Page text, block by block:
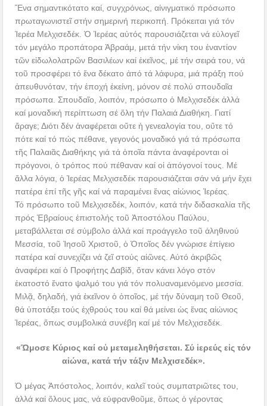
Ἕνα σημαντικότατο καί, συγχρόνως, αἰνιγματικό πρόσωπο
πρωταγωνιστεῖ στήν σημερινή περικοπή. Πρόκειται γιά τόν
Ἱερέα Μελχισεδέκ. Ὁ Ἱερέας αὐτός παρουσιάζεται νά εὐλογεῖ
τόν μεγάλο προπάτορα Ἀβραάμ, μετά τήν νίκη του ἐναντίον
τῶν εἰδωλολατρῶν Βασιλέων καί ἐκεῖνος, μέ τήν σειρά του, νά
τοῦ προσφέρει τό ἕνα δέκατο ἀπό τά λάφυρα, μιά πράξη πού
ἀπευθυνόταν, τήν ἐποχή ἐκείνη, μόνον σέ πολύ σπουδαῖα
πρόσωπα. Σπουδαῖο, λοιπόν, πρόσωπο ὁ Μελχισεδέκ ἀλλά
καί μοναδική περίπτωση σέ ὅλη τήν Παλαιά Διαθήκη. Γιατί
ἄραγε; Διότι δέν ἀναφέρεται οὔτε ἡ γενεαλογία του, οὔτε τό
πότε καί τό πώς πέθανε, γεγονός μοναδικό γιά τά πρόσωπα
τῆς Παλαιᾶς Διαθήκης γιά τά ὁποῖα πάντα ἀναφέρονται οἱ
πρόγονοι, ὁ τρόπος πού πέθαναν καί οἱ ἀπόγονοί τους. Μέ
ἄλλα λόγια, ὁ Ἱερέας Μελχισεδέκ παρουσιάζεται σάν νά μήν ἔχει
πατέρα ἐπί τῆς γῆς καί νά παραμένει ἕνας αἰώνιος Ἱερέας.
Τό πρόσωπο τοῦ Μελχισεδέκ, λοιπόν, κατά τήν διδασκαλία τῆς
πρός Ἑβραίους ἐπιστολής τοῦ Ἀποστόλου Παύλου,
μεταβάλλεται σέ σύμβολο ἀλλά καί προάγγελο τοῦ ἀληθινού
Μεσσία, τοῦ Ἰησοῦ Χριστοῦ, ὁ Ὁποῖος δέν γνώρισε ἐπίγειο
πατέρα καί συνεχίζει νά ζεῖ στούς αἰῶνες. Αὐτό ἀκριβῶς
ἀναφέρει καί ὁ Προφήτης Δαβίδ, ὅταν κάνει λόγο στόν
ἑκατοστό ἔνατο ψαλμό του γιά τόν πολυαναμενόμενο μεσσία.
Μιλᾷ, δηλαδή, γιά ἐκεῖνον ὁ ὁποῖος, μέ τήν δύναμη τοῦ Θεοῦ,
θά ὑποτάξει τούς ἐχθρούς του καί θά μείνει ὡς ἕνας αἰώνιος
Ἱερέας, ὅπως συμβολικά συνέβη καί μέ τόν Μελχισεδέκ.
«Ὥμοσε Κύριος καί οὐ μεταμεληθήσεται. Σύ ἱερεύς εἰς τόν
αἰώνα, κατά τήν τάξιν Μελχισεδέκ».
Ὁ μέγας Ἀπόστολος, λοιπόν, καλεῖ τούς συμπατριῶτες του,
ἀλλά καί ὅλους μας, νά εὐφρανθοῦμε, ὅπως ὁ γέροντας